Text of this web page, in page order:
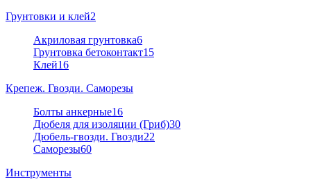
Грунтовки и клей2
Акриловая грунтовка6
Грунтовка бетоконтакт15
Клей16
Крепеж. Гвозди. Саморезы
Болты анкерные16
Дюбеля для изоляции (Гриб)30
Дюбель-гвозди. Гвозди22
Саморезы60
Инструменты